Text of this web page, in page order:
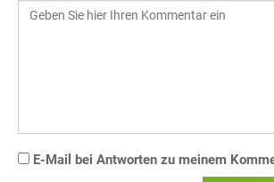
E-Mail bei Antworten zu meinem